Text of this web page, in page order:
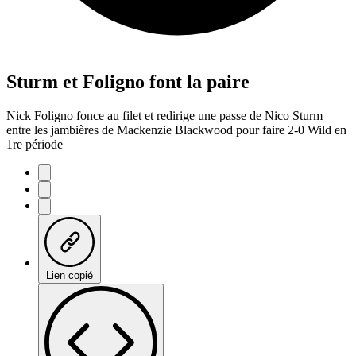
Sturm et Foligno font la paire
Nick Foligno fonce au filet et redirige une passe de Nico Sturm
entre les jambières de Mackenzie Blackwood pour faire 2-0 Wild en
1re période
Lien copié